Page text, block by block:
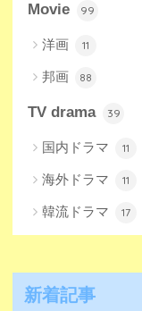
Movie 99
洋画 11
邦画 88
TV drama 39
国内ドラマ 11
海外ドラマ 11
韓流ドラマ 17
新着記事